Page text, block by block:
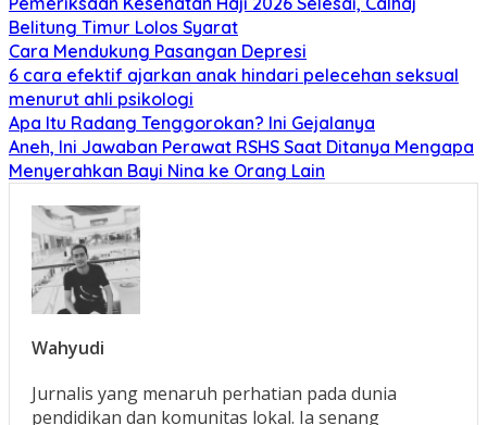
Belitung Timur Lolos Syarat
Cara Mendukung Pasangan Depresi
6 cara efektif ajarkan anak hindari pelecehan seksual
menurut ahli psikologi
Apa Itu Radang Tenggorokan? Ini Gejalanya
Aneh, Ini Jawaban Perawat RSHS Saat Ditanya Mengapa
Menyerahkan Bayi Nina ke Orang Lain
Wahyudi
Jurnalis yang menaruh perhatian pada dunia
pendidikan dan komunitas lokal. Ia senang